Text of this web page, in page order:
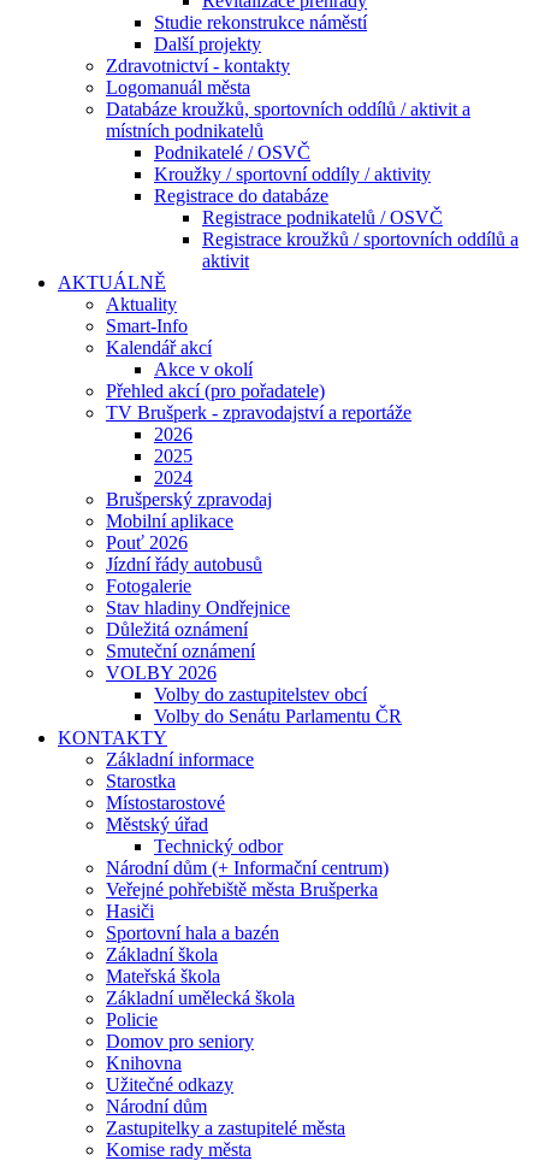
Studie rekonstrukce náměstí
Další projekty
Zdravotnictví - kontakty
Logomanuál města
Databáze kroužků, sportovních oddílů / aktivit a
místních podnikatelů
Podnikatelé / OSVČ
Kroužky / sportovní oddíly / aktivity
Registrace do databáze
Registrace podnikatelů / OSVČ
Registrace kroužků / sportovních oddílů a
aktivit
AKTUÁLNĚ
Aktuality
Smart-Info
Kalendář akcí
Akce v okolí
Přehled akcí (pro pořadatele)
TV Brušperk - zpravodajství a reportáže
2026
2025
2024
Brušperský zpravodaj
Mobilní aplikace
Pouť 2026
Jízdní řády autobusů
Fotogalerie
Stav hladiny Ondřejnice
Důležitá oznámení
Smuteční oznámení
VOLBY 2026
Volby do zastupitelstev obcí
Volby do Senátu Parlamentu ČR
KONTAKTY
Základní informace
Starostka
Místostarostové
Městský úřad
Technický odbor
Národní dům (+ Informační centrum)
Veřejné pohřebiště města Brušperka
Hasiči
Sportovní hala a bazén
Základní škola
Mateřská škola
Základní umělecká škola
Policie
Domov pro seniory
Knihovna
Užitečné odkazy
Národní dům
Zastupitelky a zastupitelé města
Komise rady města